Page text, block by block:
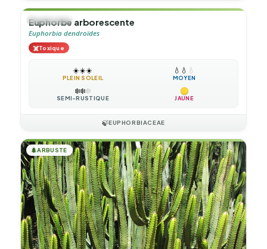
🌲ARBUSTE
Euphorbe arborescente
Euphorbia dendroïdes
☠️Toxique
☀️☀️☀️
PLEIN SOLEIL
💧 💧 💧
MOYEN
❄️❄️❄️
SEMI-RUSTIQUE JAUNE
🍃EUPHORBIACEAE
🌲ARBUSTE